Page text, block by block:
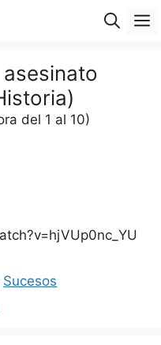
del 1 al 10)
Sucesos